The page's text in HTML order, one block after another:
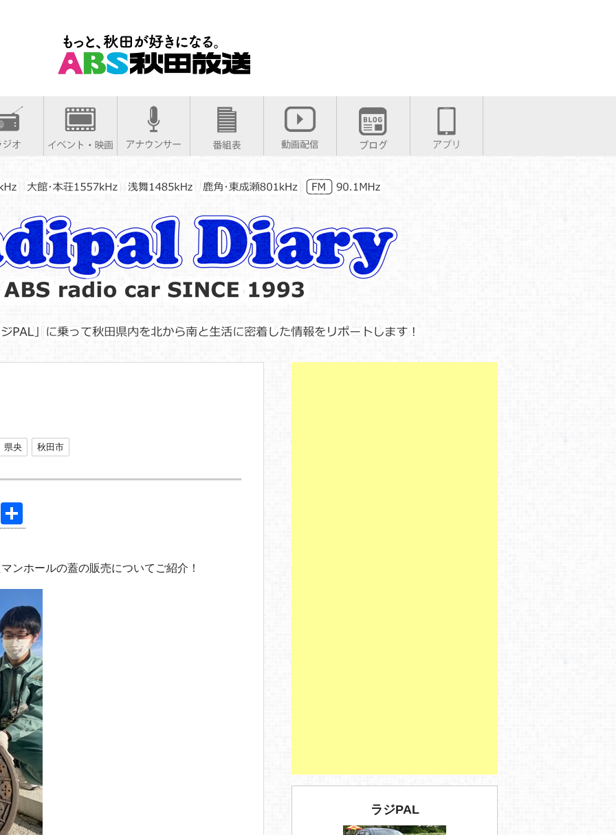
県央 秋田市
有
ンホールの蓋の販売についてご紹介！
ラジPAL